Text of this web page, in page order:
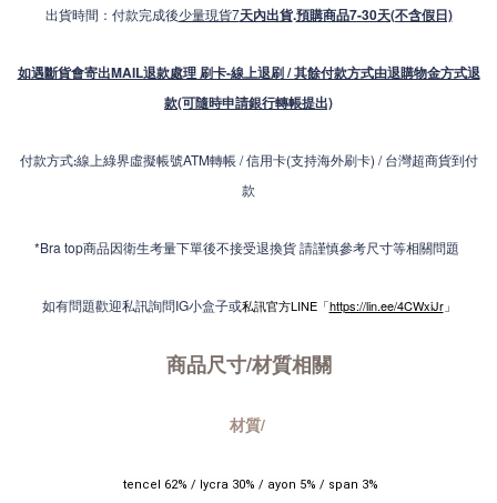
出貨時間：付款完成後少量現貨7天內出貨.預購商品7-30天(不含假日)
如遇斷貨會寄出MAIL退款處理 刷卡-線上退刷 / 其餘付款方式由退購物金方式退
款(可隨時申請銀行轉帳提出)
付款方式:線上綠界虛擬帳號ATM轉帳 / 信用卡(支持海外刷卡) / 台灣超商貨到付
款
*Bra top商品因衛生考量下單後不接受退換貨 請謹慎參考尺寸等相關問題
如有問題歡迎私訊詢問IG小盒子或私訊官方LINE「https://lin.ee/4CWxiJr」
商品尺寸/材質相關
材質/
tencel 62% / lycra 30% / ayon 5% / span 3%